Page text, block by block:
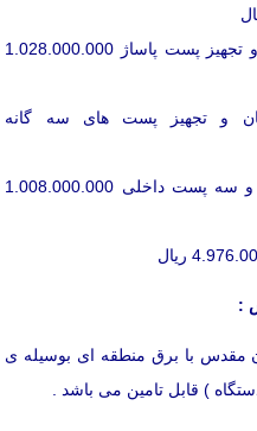
2- هزینه احداث شبكه خارج از آستان و تجهیز پست پاساژ 1.028.000.000
و تجهیز پست های سه گانه
4- هزینه احداث ساختمان پست پاساژ و سه پست داخلی 1.008.000.000
:
مقدس با برق منطقه ای بوسیله ی